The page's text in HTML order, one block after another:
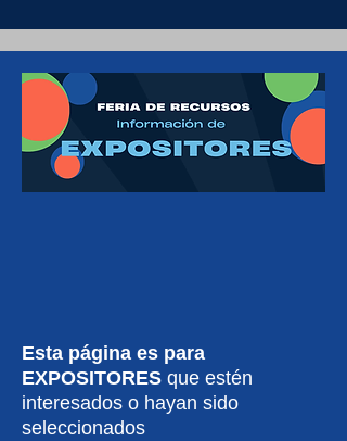
Esta página es para
EXPOSITORES que estén
interesados o hayan sido
seleccionados